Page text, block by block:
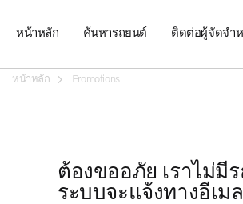
หน้าหลัก ค้นหารถยนต์ ติดต่อผู้จัดจำ
หน้าหลัก Promotions
ต้องขออภัย เราไม่มี
ระบบจะแจ้งทางอีเม